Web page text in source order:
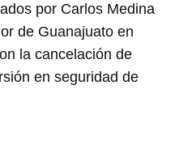
por Carlos Medina
de Guanajuato en
la cancelación de
en seguridad de